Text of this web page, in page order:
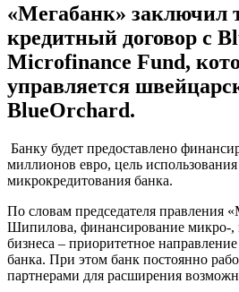
«Мегабанк» заключил
кредитный договор с
Microfinance Fund,
управляется
BlueOrchard.
Банку будет предоставлено
миллионов евро, цель использования
микрокредитования банка.
По словам председателя правления
Шипилова, финансирование микро-,
бизнеса – приоритетное
банка. При этом банк постоянно
партнерами для расширения